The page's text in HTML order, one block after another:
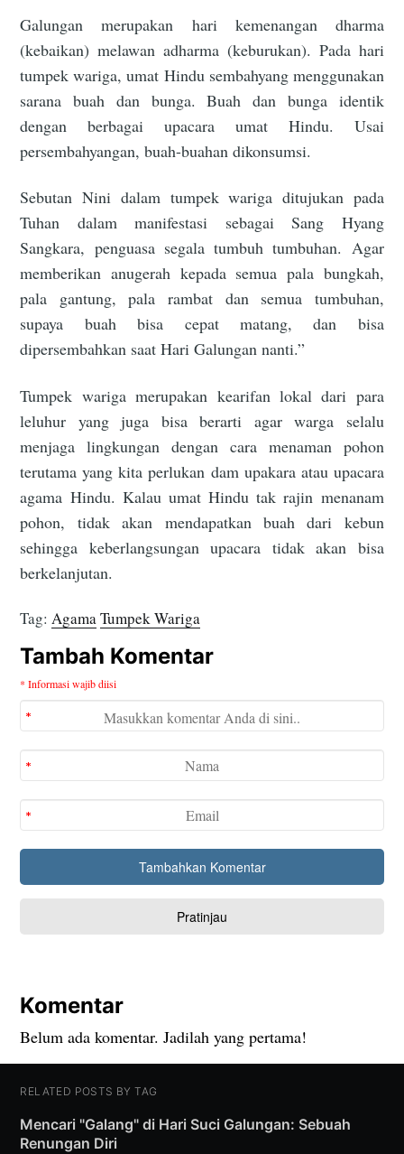
Galungan merupakan hari kemenangan dharma
(kebaikan) melawan adharma (keburukan). Pada hari
tumpek wariga, umat Hindu sembahyang menggunakan
sarana buah dan bunga. Buah dan bunga identik
dengan berbagai upacara umat Hindu. Usai
persembahyangan, buah-buahan dikonsumsi.
Sebutan Nini dalam tumpek wariga ditujukan pada
Tuhan dalam manifestasi sebagai Sang Hyang
Sangkara, penguasa segala tumbuh tumbuhan. Agar
memberikan anugerah kepada semua pala bungkah,
pala gantung, pala rambat dan semua tumbuhan,
supaya buah bisa cepat matang, dan bisa
dipersembahkan saat Hari Galungan nanti.”
Tumpek wariga merupakan kearifan lokal dari para
leluhur yang juga bisa berarti agar warga selalu
menjaga lingkungan dengan cara menaman pohon
terutama yang kita perlukan dam upakara atau upacara
agama Hindu. Kalau umat Hindu tak rajin menanam
pohon, tidak akan mendapatkan buah dari kebun
sehingga keberlangsungan upacara tidak akan bisa
berkelanjutan.
Tag: Agama Tumpek Wariga
Tambah Komentar
* Informasi wajib diisi
Komentar
Belum ada komentar. Jadilah yang pertama!
RELATED POSTS BY TAG
Mencari "Galang" di Hari Suci Galungan: Sebuah
Renungan Diri